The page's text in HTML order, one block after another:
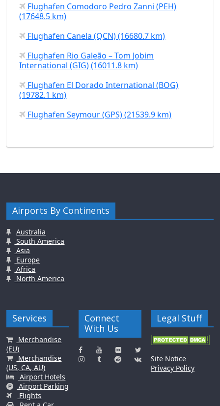
Flughafen Comodoro Pedro Zanni (PEH)
(17648.5 km)
Flughafen Canela (QCN) (16680.7 km)
Flughafen Rio Galeão – Tom Jobim
International (GIG) (16011.8 km)
Flughafen El Dorado International (BOG)
(19782.1 km)
Flughafen Seymour (GPS) (21539.9 km)
Airports By Continents
Australia
South America
Asia
Europe
Africa
North America
Services
Merchandise
(EU)
Merchandise
(US, CA, AU)
Airport Hotels
Airport Parking
Flights
Connect
With Us
Legal Stuff
Site Notice
Privacy Policy